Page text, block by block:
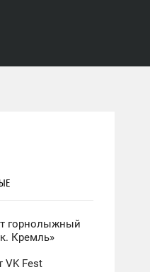
горнолыжный
Кремль»
VK Fest